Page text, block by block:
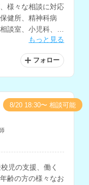
様々な相談に対応
健所、精神科病
談室、小児科、心
持ちです。もっと見る
フォロー
児の支援、働く
齢の方の様々なお
8/20 18:30〜 相談可能